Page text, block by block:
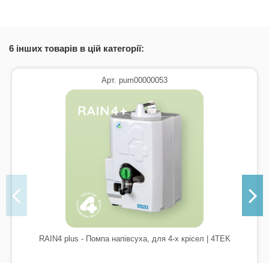
6 інших товарів в цій категорії:
Арт. pum00000053
RAIN4 plus - Помпа напівсуха, для 4-х крісел | 4TEK